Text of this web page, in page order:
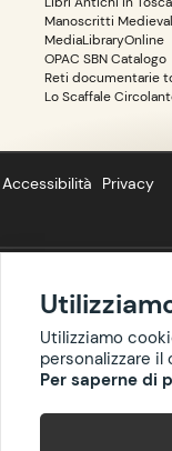
Manoscritti
MediaLibraryOnline
OPAC SBN Catalogo
Reti documentarie
Lo Scaffale
Accessibilità Privacy
Copyright ©
Utilizziamo
personalizzare
Per saperne di